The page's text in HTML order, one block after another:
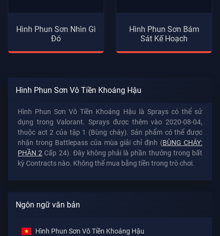
Hình Phun Sơn Nhìn Gì
Đó
Hình Phun Sơn Bám
Sát Kế Hoạch
Hình Phun Sơn Vô Tiền Khoáng Hậu
Hình Phun Sơn Vô Tiền Khoáng Hậu là Sprays có thể sử
dụng trong Valorant. Sprays được thêm vào 2020-08-04,
thuộc act 2 của tập 1 (Bùng cháy). Sản phẩm có thể được
nhận trong Battlepass của mùa giải chỉ định (BÙNG CHÁY:
PHẦN 2 Cấp 24). Đây không phải là phần thưởng trong bất
kỳ Contracts nào. Không thể mua bằng tiền trong trò chơi.
Ngôn ngữ văn bản
Hình Phun Sơn Vô Tiền Khoáng Hậu